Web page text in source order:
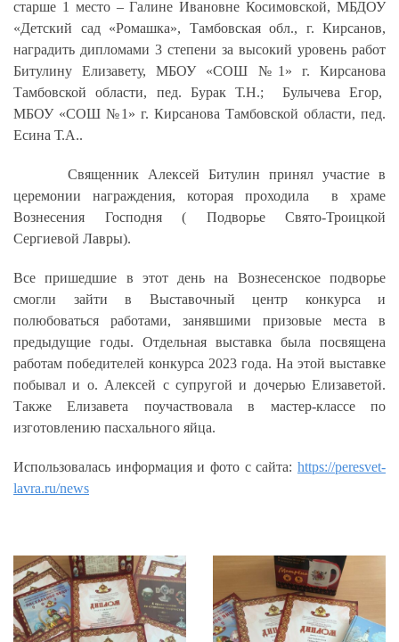
старше 1 место – Галине Ивановне Косимовской, МБДОУ
«Детский сад «Ромашка», Тамбовская обл., г. Кирсанов,
наградить дипломами 3 степени за высокий уровень работ
Битулину Елизавету, МБОУ «СОШ №1» г. Кирсанова
Тамбовской области, пед. Бурак Т.Н.; Булычева Егор,
МБОУ «СОШ №1» г. Кирсанова Тамбовской области, пед.
Есина Т.А..
Священник Алексей Битулин принял участие в
церемонии награждения, которая проходила в храме
Вознесения Господня ( Подворье Свято-Троицкой
Сергиевой Лавры).
Все пришедшие в этот день на Вознесенское подворье
смогли зайти в Выставочный центр конкурса и
полюбоваться работами, занявшими призовые места в
предыдущие годы. Отдельная выставка была посвящена
работам победителей конкурса 2023 года. На этой выставке
побывал и о. Алексей с супругой и дочерью Елизаветой.
Также Елизавета поучаствовала в мастер-классе по
изготовлению пасхального яйца.
Использовалась информация и фото с сайта: https://peresvet-
lavra.ru/news